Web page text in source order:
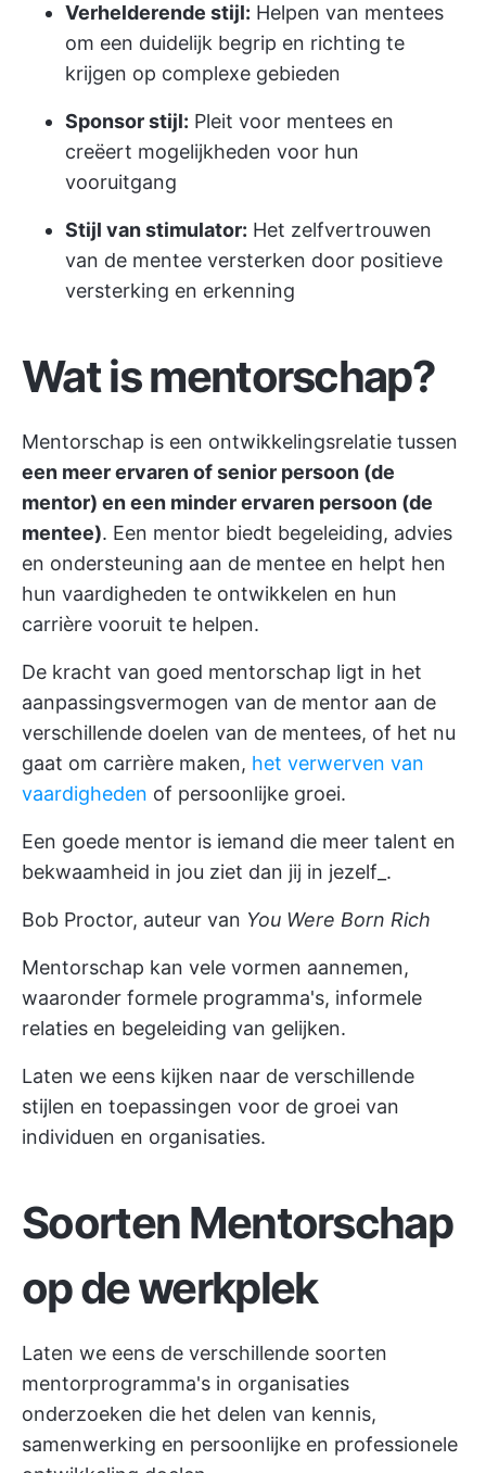
Verhelderende stijl: Helpen van mentees
om een duidelijk begrip en richting te
krijgen op complexe gebieden
Sponsor stijl: Pleit voor mentees en
creëert mogelijkheden voor hun
vooruitgang
Stijl van stimulator: Het zelfvertrouwen
van de mentee versterken door positieve
versterking en erkenning
Wat is mentorschap?
Mentorschap is een ontwikkelingsrelatie tussen
een meer ervaren of senior persoon (de
mentor) en een minder ervaren persoon (de
mentee). Een mentor biedt begeleiding, advies
en ondersteuning aan de mentee en helpt hen
hun vaardigheden te ontwikkelen en hun
carrière vooruit te helpen.
De kracht van goed mentorschap ligt in het
aanpassingsvermogen van de mentor aan de
verschillende doelen van de mentees, of het nu
gaat om carrière maken, het verwerven van
vaardigheden of persoonlijke groei.
Een goede mentor is iemand die meer talent en
bekwaamheid in jou ziet dan jij in jezelf_.
Bob Proctor, auteur van You Were Born Rich
Mentorschap kan vele vormen aannemen,
waaronder formele programma's, informele
relaties en begeleiding van gelijken.
Laten we eens kijken naar de verschillende
stijlen en toepassingen voor de groei van
individuen en organisaties.
Soorten Mentorschap
op de werkplek
Laten we eens de verschillende soorten
mentorprogramma's in organisaties
onderzoeken die het delen van kennis,
samenwerking en persoonlijke en professionele